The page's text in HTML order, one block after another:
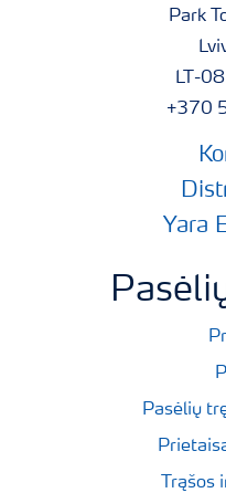
Park
LT-
+370
Yara
Pasėlių
Trąšos